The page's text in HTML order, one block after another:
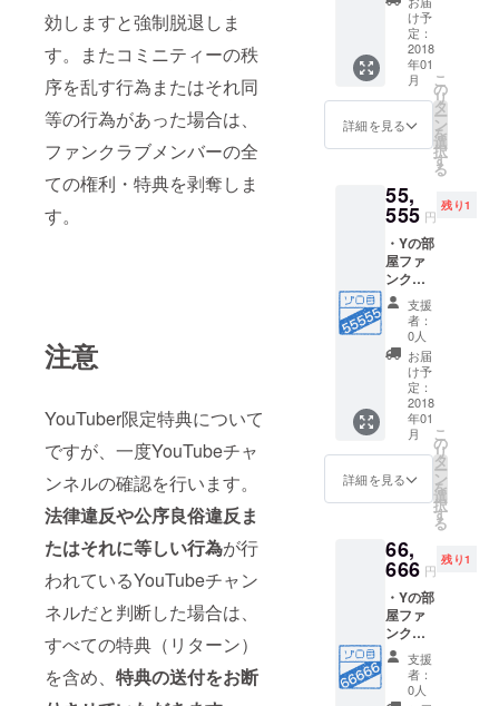
効しますと強制脱退しま
す。またコミニティーの秩
序を乱す行為またはそれ同
等の行為があった場合は、
ファンクラブメンバーの全
ての権利・特典を剥奪しま
す。
注意
YouTuber限定特典について
ですが、一度YouTubeチャ
ンネルの確認を行います。
法律違反や公序良俗違反ま
たはそれに等しい行為が行
われているYouTubeチャン
ネルだと判断した場合は、
すべての特典（リターン）
を含め、 特典の送付をお断
Facebo
okコミ
ティー
に招待
・
YouTub
の部屋
ファン
クラブ
会員4年
間有効
・Yの部
屋会員
カード
付与(仮
ド) ・Y
の部屋
にお名
前また
はチャ
ンネル
名が記
載され
ます。
・
Facebo
okコミ
ティー
に招待
・
YouTub
け予
定：
2018
年01
月
詳細を見る
こ
の
リ
タ
ー
ン
を
選
択
す
る
55,
555 円
残り1
・Yの部
屋ファ
ンクラ
ブ会員
番号
55555
番 ・Y
の部屋
ファン
クラブ
会員5年
間有効
・Yの部
屋会員
カード
付与(仮
ド) ・Y
の部屋
にお名
前また
はチャ
ンネル
名が記
載され
ます。
支援
者：
0人
お届
け予
定：
2018
年01
月
詳細を見る
こ
の
リ
タ
ー
ン
を
選
択
す
る
66,
666 円
残り1
・Yの部
屋ファ
ンクラ
ブ会員
番号
66666
支援
者：
0人